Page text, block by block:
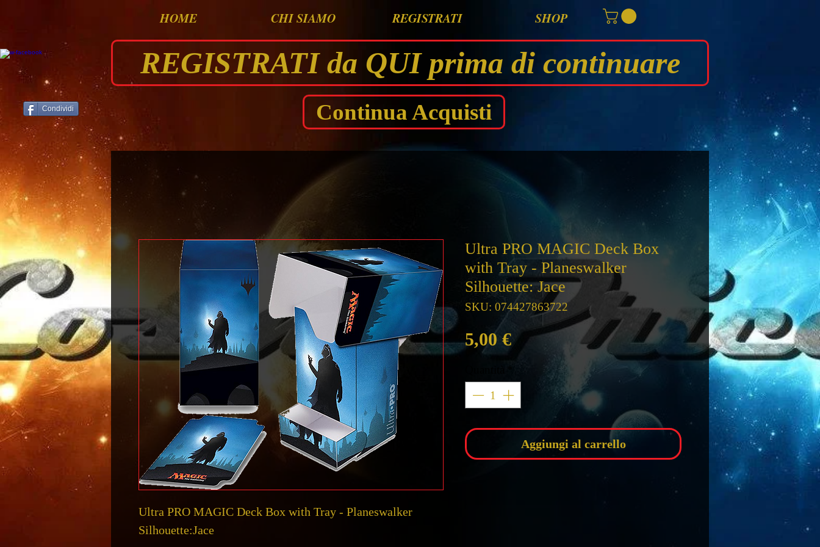
HOME CHI SIAMO REGISTRATI SHOP
REGISTRATI da QUI prima di continuare
Continua Acquisti
Ultra PRO MAGIC Deck Box with Tray - Planeswalker
Silhouette:Jace
Ultra PRO MAGIC Deck Box
with Tray - Planeswalker
Silhouette: Jace
SKU: 074427863722
5,00 €Prezzo
Aggiungi al carrello
Condividi